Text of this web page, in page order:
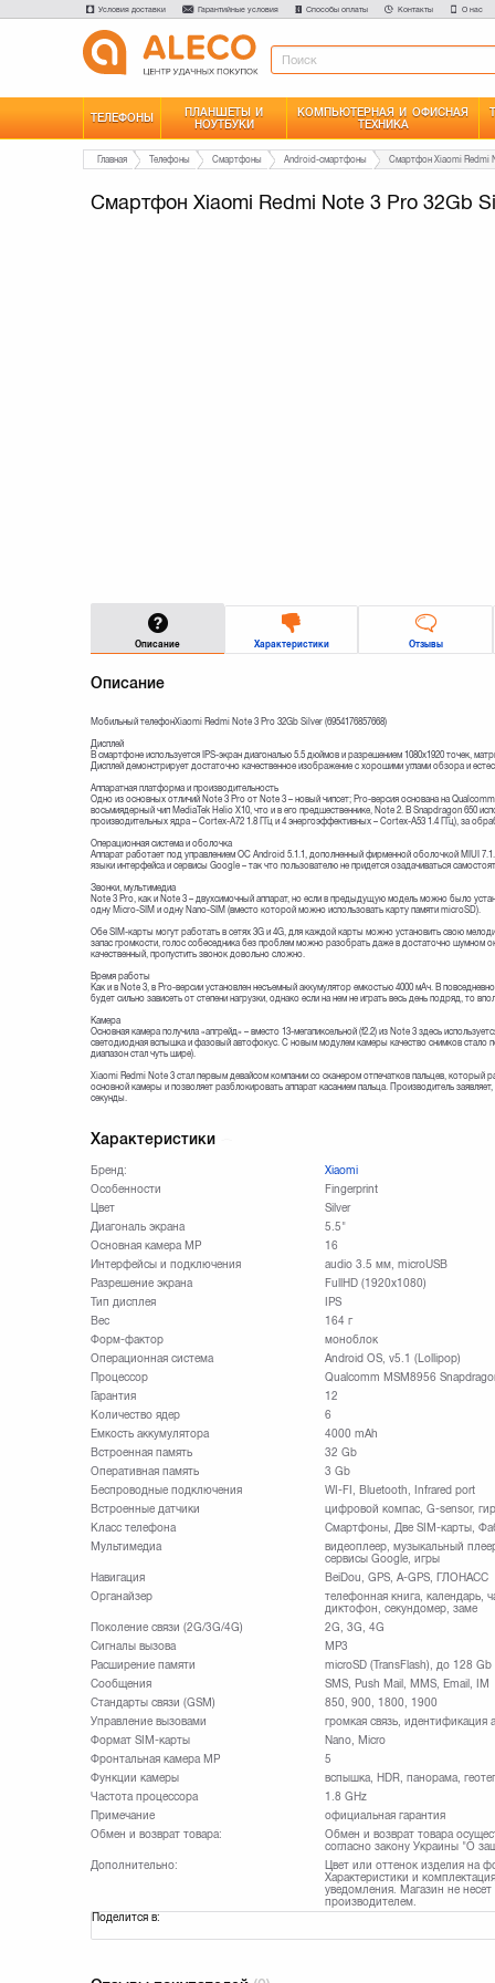
Условия доставки Гарантийные условия Способы оплаты Контакты О нас
ТЕЛЕФОНЫ
ПЛАНШЕТЫ И
НОУТБУКИ
КОМПЬЮТЕРНАЯ И ОФИСНАЯ
ТЕХНИКА
Главная Телефоны Смартфоны Android-смартфоны Смартфон Xiaomi Redmi
Смартфон Xiaomi Redmi Note 3 Pro 32Gb
Описание Характеристики Отзывы
Описание
Мобильный телефонXiaomi Redmi Note 3 Pro 32Gb Silver (6954176857668)
Дисплей
В смартфоне используется IPS-экран диагональю 5.5 дюймов и разрешением 1080x1920 точек,
Дисплей демонстрирует достаточно качественное изображение с хорошими углами обзора и
Аппаратная платформа и производительность
Одно из основных отличий Note 3 Pro от Note 3 – новый чипсет; Pro-версия основана на
восьмиядерный чип MediaTek Helio X10, что и в его предшественнике, Note 2. В Snapdragon 650
производительных ядра – Cortex-A72 1.8 ГГц и 4 энергоэффективных – Cortex-A53 1.4 ГГц), за
Операционная система и оболочка
Аппарат работает под управлением ОС Android 5.1.1, дополненный фирменной оболочкой MIUI
языки интерфейса и сервисы Google – так что пользователю не придется озадачиваться
Звонки, мультимедиа
Note 3 Pro, как и Note 3 – двухсимочный аппарат, но если в предыдущую модель можно было
одну Micro-SIM и одну Nano-SIM (вместо которой можно использовать карту памяти microSD).
Обе SIM-карты могут работать в сетях 3G и 4G, для каждой карты можно установить свою
запас громкости, голос собеседника без проблем можно разобрать даже в достаточно шумном
качественный, пропустить звонок довольно сложно.
Время работы
Как и в Note 3, в Pro-версии установлен несъемный аккумулятор емкостью 4000 мАч. В
будет сильно зависеть от степени нагрузки, однако если на нем не играть весь день подряд, то
Камера
Основная камера получила «апгрейд» – вместо 13-мегапиксельной (f2.2) из Note 3 здесь
светодиодная вспышка и фазовый автофокус. С новым модулем камеры качество снимков стало
диапазон стал чуть шире).
Xiaomi Redmi Note 3 стал первым девайсом компании со сканером отпечатков пальцев, который
основной камеры и позволяет разблокировать аппарат касанием пальца. Производитель
секунды.
Характеристики
Бренд:
Xiaomi
Особенности
Fingerprint
Цвет
Silver
Диагональ экрана
5.5"
Основная камера МР
16
Интерфейсы и подключения
audio 3.5 мм, microUSB
Разрешение экрана
FullHD (1920х1080)
Тип дисплея
IPS
Вес
164 г
Форм-фактор
моноблок
Операционная система
Android OS, v5.1 (Lollipop)
Процессор
Qualcomm MSM8956
Гарантия
12
Количество ядер
6
Емкость аккумулятора
4000 mAh
Встроенная память
32 Gb
Оперативная память
3 Gb
Беспроводные подключения
WI-FI, Bluetooth, Infrared port
Встроенные датчики
цифровой компас, G-sensor,
Класс телефона
Смартфоны, Две SIM-карты,
Мультимедиа
видеоплеер, музыкальный
сервисы Google, игры
Навигация
BeiDou, GPS, A-GPS, ГЛОНАСС
Органайзер
телефонная книга, календарь,
диктофон, секундомер, заме
Поколение связи (2G/3G/4G)
2G, 3G, 4G
Сигналы вызова
MP3
Расширение памяти
microSD (TransFlash), до 128 Gb
Сообщения
SMS, Push Mail, MMS, Email, IM
Стандарты связи (GSM)
850, 900, 1800, 1900
Управление вызовами
громкая связь, идентификация
Формат SIM-карты
Nano, Micro
Фронтальная камера МР
5
Функции камеры
вспышка, HDR, панорама,
Частота процессора
1.8 GHz
Примечание
официальная гарантия
Обмен и возврат товара:
Обмен и возврат товара
согласно закону Украины "О
Дополнительно:
Цвет или оттенок изделия на
Характеристики и
уведомления. Магазин не
производителем.
Поделится в: